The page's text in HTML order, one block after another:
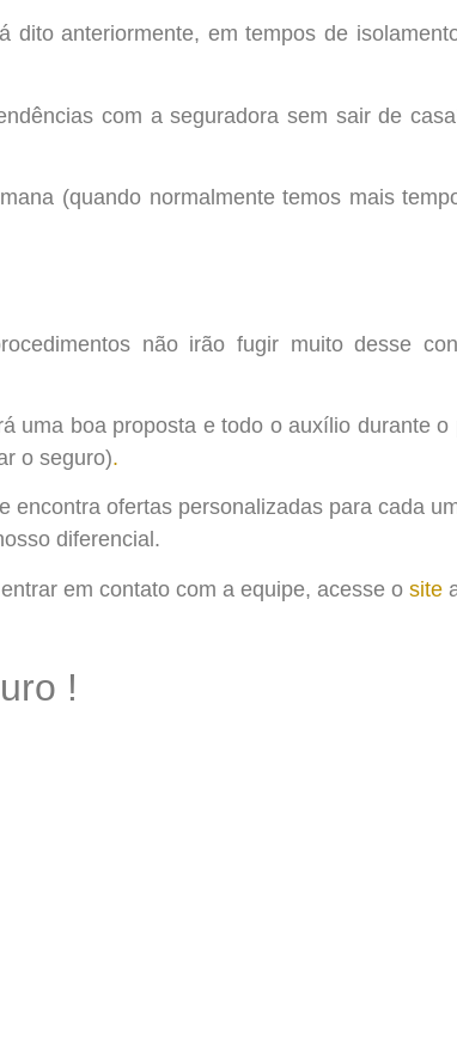
dito anteriormente, em tempos de
com a seguradora sem sair de
(quando normalmente temos mais
não irão fugir muito desse
uma boa proposta e todo o auxílio durante o
o seguro).
ofertas personalizadas para cada
diferencial.
em contato com a equipe, acesse o site
!